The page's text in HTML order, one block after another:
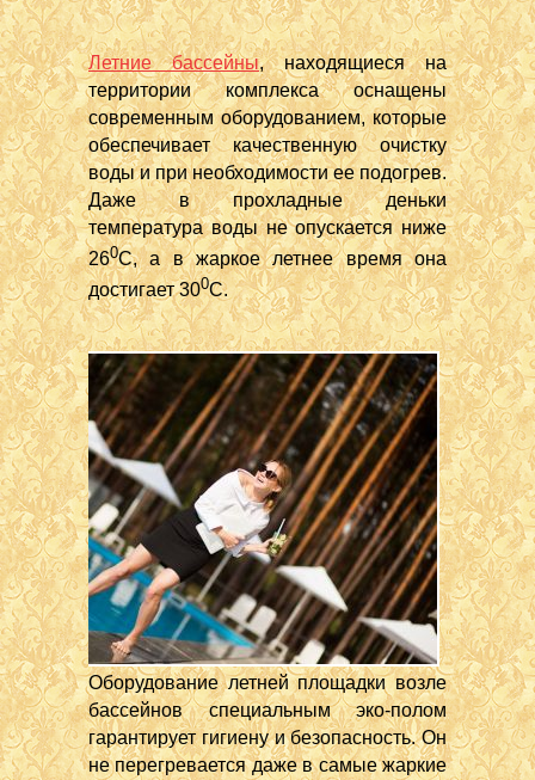
Летние бассейны, находящиеся на
территории комплекса оснащены
современным оборудованием, которые
обеспечивает качественную очистку
воды и при необходимости ее подогрев.
Даже в прохладные деньки
температура воды не опускается ниже
260С, а в жаркое летнее время она
достигает 300С.
Оборудование летней площадки возле
бассейнов специальным эко-полом
гарантирует гигиену и безопасность. Он
не перегревается даже в самые жаркие